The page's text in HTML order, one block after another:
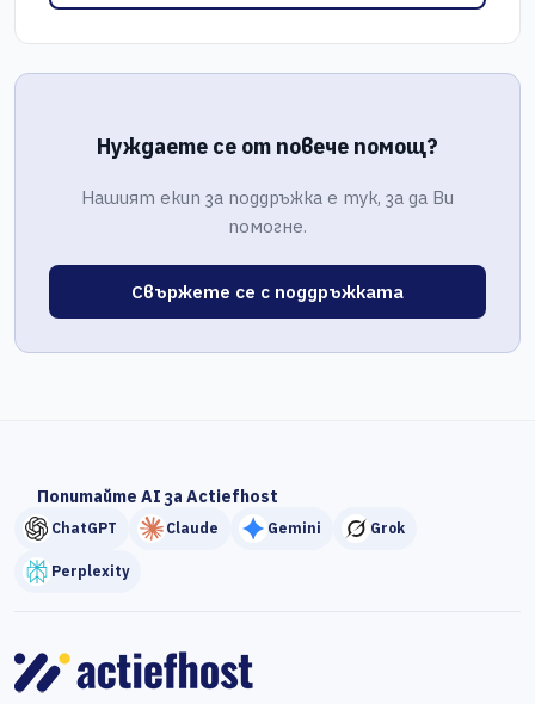
Нуждаете се от повече помощ?
Нашият екип за поддръжка е тук, за да Ви
помогне.
Свържете се с поддръжката
Попитайте AI за Actiefhost
ChatGPT Claude Gemini Grok
Perplexity